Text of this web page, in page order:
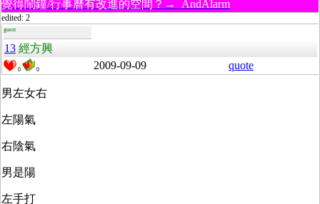
覺得鬧鐘/行事曆有改進的空間？→ AndAlarm
edited: 2
guest
13 經方興
0 0 2009-09-09 quote
男左女右
左陽氣
右陰氣
男是陽
左手打